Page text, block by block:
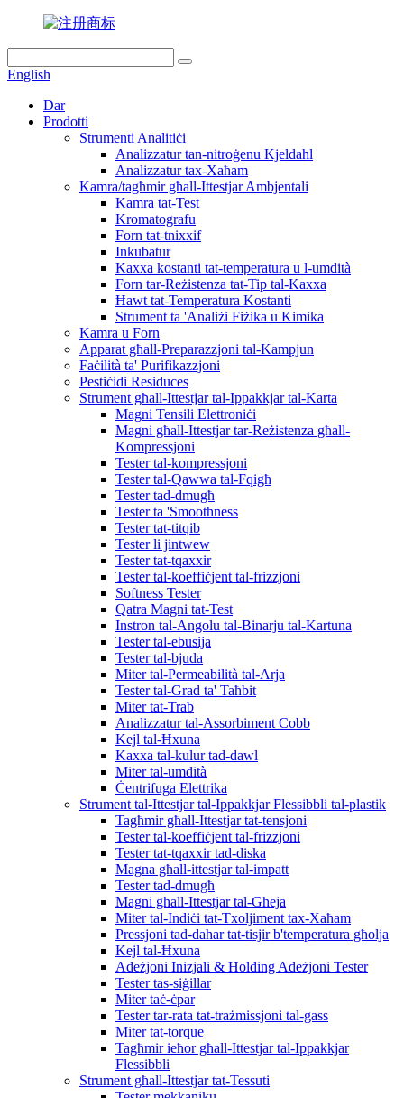
English
Dar
Prodotti
Strumenti Analitiċi
Analizzatur tan-nitroġenu Kjeldahl
Analizzatur tax-Xaħam
Kamra/tagħmir għall-Ittestjar Ambjentali
Kamra tat-Test
Kromatografu
Forn tat-tnixxif
Inkubatur
Kaxxa kostanti tat-temperatura u l-umdità
Forn tar-Reżistenza tat-Tip tal-Kaxxa
Ħawt tat-Temperatura Kostanti
Strument ta 'Analiżi Fiżika u Kimika
Kamra u Forn
Apparat għall-Preparazzjoni tal-Kampjun
Faċilità ta' Purifikazzjoni
Pestiċidi Residuces
Strument għall-Ittestjar tal-Ippakkjar tal-Karta
Magni Tensili Elettroniċi
Magni għall-Ittestjar tar-Reżistenza għall-
Kompressjoni
Tester tal-kompressjoni
Tester tal-Qawwa tal-Fqigħ
Tester tad-dmugħ
Tester ta 'Smoothness
Tester tat-titqib
Tester li jintwew
Tester tat-tqaxxir
Tester tal-koeffiċjent tal-frizzjoni
Softness Tester
Qatra Magni tat-Test
Instron tal-Angolu tal-Binarju tal-Kartuna
Tester tal-ebusija
Tester tal-bjuda
Miter tal-Permeabilità tal-Arja
Tester tal-Grad ta' Taħbit
Miter tat-Trab
Analizzatur tal-Assorbiment Cobb
Kejl tal-Ħxuna
Kaxxa tal-kulur tad-dawl
Miter tal-umdità
Ċentrifuga Elettrika
Strument tal-Ittestjar tal-Ippakkjar Flessibbli tal-plastik
Tagħmir għall-Ittestjar tat-tensjoni
Tester tal-koeffiċjent tal-frizzjoni
Tester tat-tqaxxir tad-diska
Magna għall-ittestjar tal-impatt
Tester tad-dmugħ
Magni għall-Ittestjar tal-Għeja
Miter tal-Indiċi tat-Txoljiment tax-Xaħam
Pressjoni tad-dahar tat-tisjir b'temperatura għolja
Kejl tal-Ħxuna
Adeżjoni Inizjali & Holding Adeżjoni Tester
Tester tas-siġillar
Miter taċ-ċpar
Tester tar-rata tat-trażmissjoni tal-gass
Miter tat-torque
Tagħmir ieħor għall-Ittestjar tal-Ippakkjar
Flessibbli
Strument għall-Ittestjar tat-Tessuti